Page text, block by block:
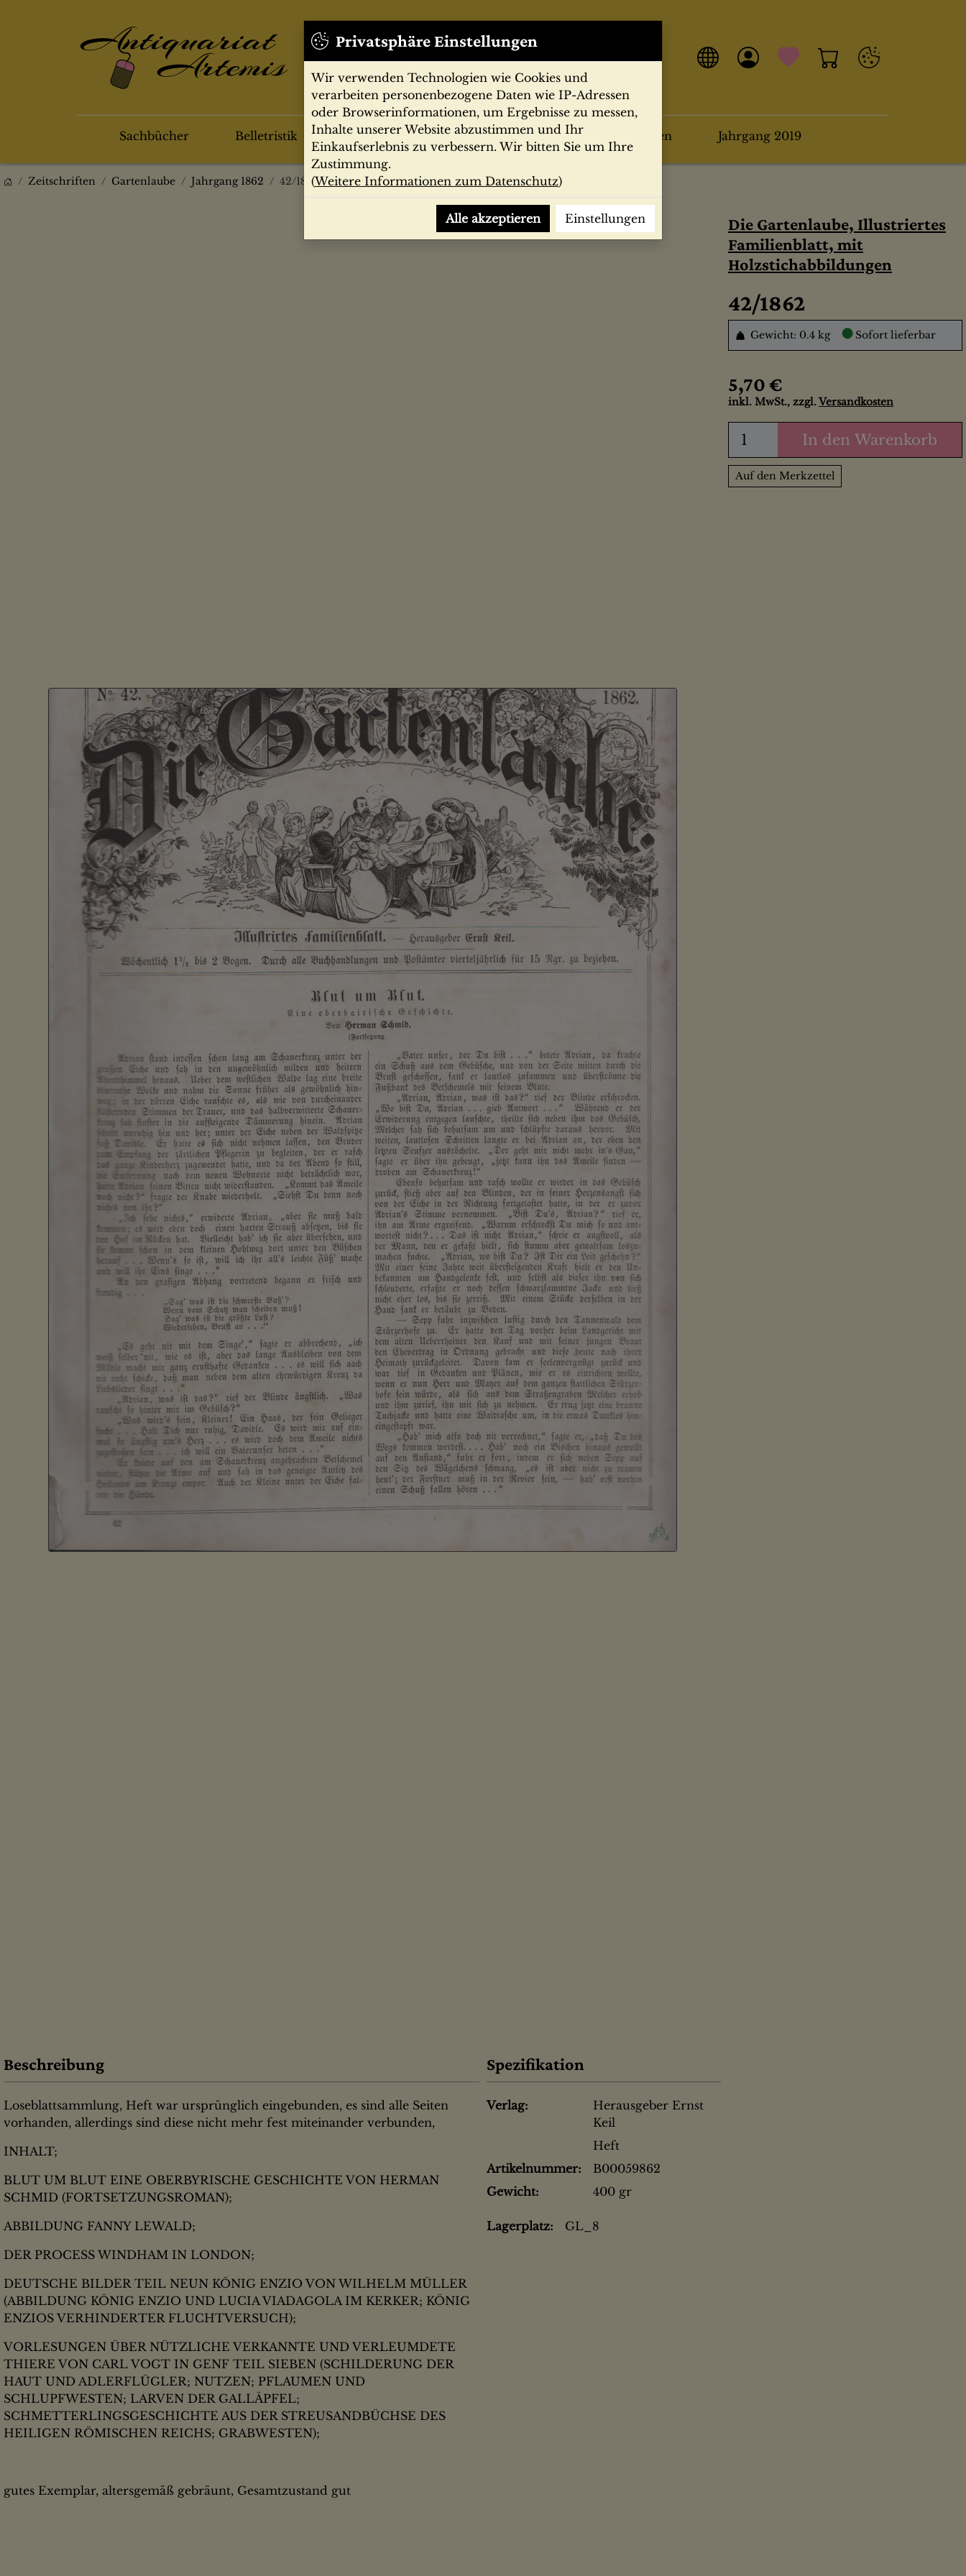
Privatsphäre Einstellungen
Wir verwenden Technologien wie Cookies und
verarbeiten personenbezogene Daten wie IP-Adressen
oder Browserinformationen, um Ergebnisse zu messen,
Inhalte unserer Website abzustimmen und Ihr
Einkaufserlebnis zu verbessern. Wir bitten Sie um Ihre
Zustimmung.
(Weitere Informationen zum Datenschutz)
Alle akzeptieren Einstellungen
Sachbücher Belletristik Zeitschriften Filmprogramme Postkarten Jahrgang 2019
Zeitschriften Gartenlaube Jahrgang 1862 42/1862
Die Gartenlaube, Illustriertes
Familienblatt, mit
Holzstichabbildungen
42/1862
Gewicht: 0.4 kg ● Sofort lieferbar
5,70 €
inkl. MwSt., zzgl. Versandkosten
In den Warenkorb
Auf den Merkzettel
Beschreibung
Loseblattsammlung, Heft war ursprünglich eingebunden, es sind alle Seiten
vorhanden, allerdings sind diese nicht mehr fest miteinander verbunden,
INHALT;
BLUT UM BLUT EINE OBERBYRISCHE GESCHICHTE VON HERMAN
SCHMID (FORTSETZUNGSROMAN);
ABBILDUNG FANNY LEWALD;
DER PROCESS WINDHAM IN LONDON;
DEUTSCHE BILDER TEIL NEUN KÖNIG ENZIO VON WILHELM MÜLLER
(ABBILDUNG KÖNIG ENZIO UND LUCIA VIADAGOLA IM KERKER; KÖNIG
ENZIOS VERHINDERTER FLUCHTVERSUCH);
VORLESUNGEN ÜBER NÜTZLICHE VERKANNTE UND VERLEUMDETE
THIERE VON CARL VOGT IN GENF TEIL SIEBEN (SCHILDERUNG DER
HAUT UND ADLERFLÜGLER; NUTZEN; PFLAUMEN UND
SCHLUPFWESTEN; LARVEN DER GALLÄPFEL;
SCHMETTERLINGSGESCHICHTE AUS DER STREUSANDBÜCHSE DES
HEILIGEN RÖMISCHEN REICHS; GRABWESTEN);
gutes Exemplar, altersgemäß gebräunt, Gesamtzustand gut
Spezifikation
Verlag:
Herausgeber Ernst
Keil
Heft
Artikelnummer:
B00059862
Gewicht:
400 gr
Lagerplatz: GL_8